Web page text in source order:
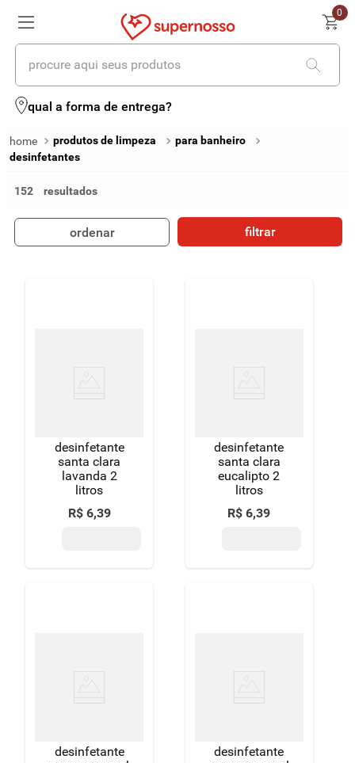
0
procure aqui seus produtos
qual a forma de entrega?
produtos de limpeza
para banheiro
desinfetantes
152
ordenar filtrar
desinfetante
santa clara
lavanda 2
litros
R$ 6,39
desinfetante
santa clara
eucalipto 2
litros
R$ 6,39
desinfetante
desinfetante
termos mais buscados
2º leite
º cafe
iogurte
detergente